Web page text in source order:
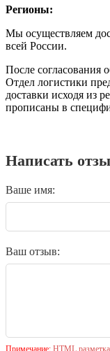
Регионы:
Мы осуществляем
всей России.
После согласования
Отдел логистики
доставки исходя из
прописаны в
Написать
Ваше имя:
Ваш отзыв:
Примечание: HTML